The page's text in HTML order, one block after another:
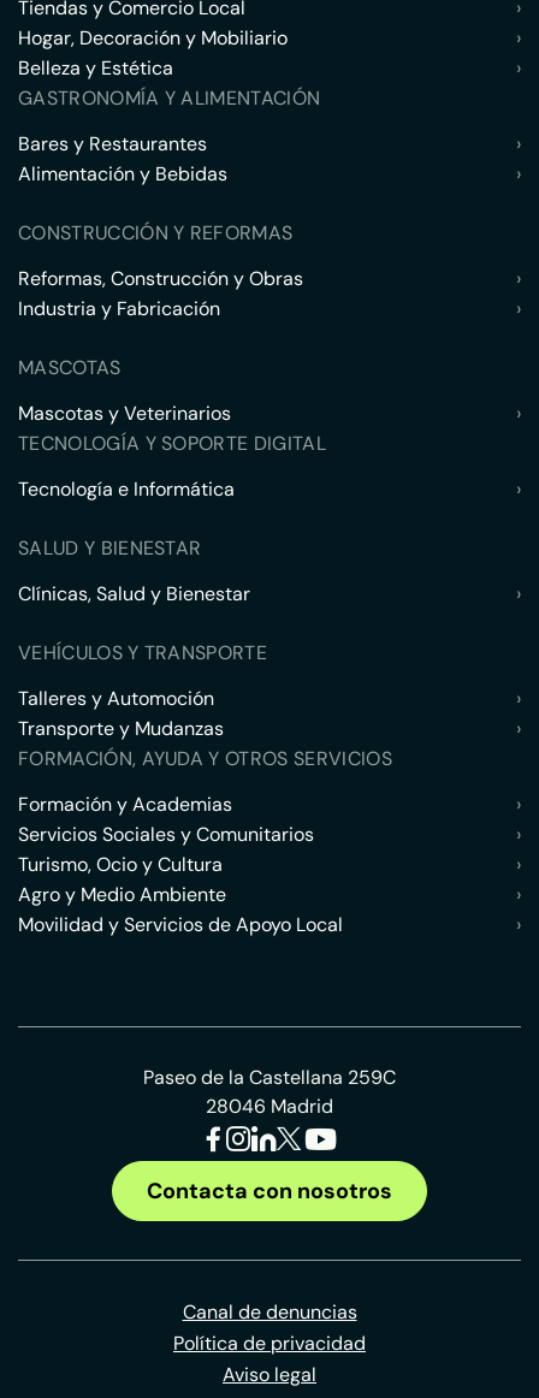
Tiendas y Comercio Local
›
Hogar, Decoración y Mobiliario
›
Belleza y Estética
›
GASTRONOMÍA Y ALIMENTACIÓN
Bares y Restaurantes
›
Alimentación y Bebidas
›
CONSTRUCCIÓN Y REFORMAS
Reformas, Construcción y Obras
›
Industria y Fabricación
›
MASCOTAS
Mascotas y Veterinarios
›
TECNOLOGÍA Y SOPORTE DIGITAL
Tecnología e Informática
›
SALUD Y BIENESTAR
Clínicas, Salud y Bienestar
›
VEHÍCULOS Y TRANSPORTE
Talleres y Automoción
›
Transporte y Mudanzas
›
FORMACIÓN, AYUDA Y OTROS SERVICIOS
Formación y Academias
›
Servicios Sociales y Comunitarios
›
Turismo, Ocio y Cultura
›
Agro y Medio Ambiente
›
Movilidad y Servicios de Apoyo Local
›
Paseo de la Castellana 259C
28046 Madrid
Contacta con nosotros
Canal de denuncias
Política de privacidad
Aviso legal